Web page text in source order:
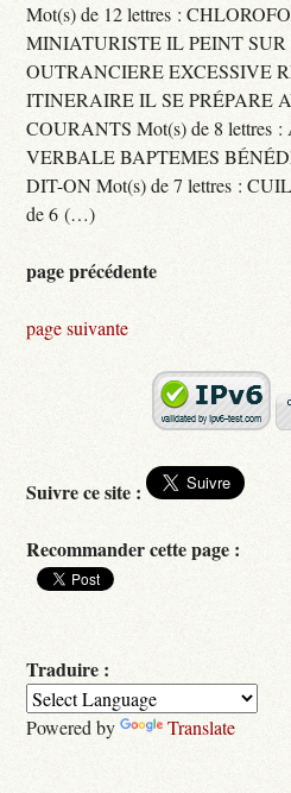
Mot(s) de 12 lettres :
MINIATURISTE IL PEINT SUR
OUTRANCIERE EXCESSIVE
ITINERAIRE IL SE PRÉPARE
COURANTS Mot(s) de 8
VERBALE BAPTEMES
DIT-ON Mot(s) de 7 lettres :
de 6 (…)
page précédente
page suivante
Suivre ce site :
Recommander cette page :
Traduire :
Powered by Translate